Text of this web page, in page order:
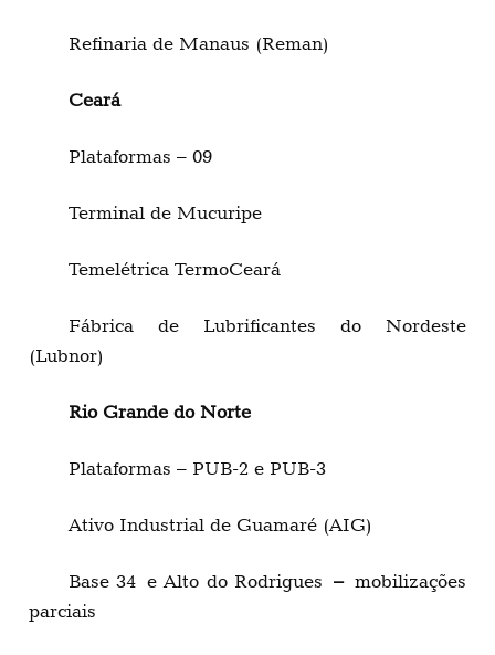
Refinaria de Manaus (Reman)
Ceará
Plataformas – 09
Terminal de Mucuripe
Temelétrica TermoCeará
Fábrica de Lubrificantes do Nordeste
(Lubnor)
Rio Grande do Norte
Plataformas – PUB-2 e PUB-3
Ativo Industrial de Guamaré (AIG)
Base 34 e Alto do Rodrigues –mobilizações
parciais